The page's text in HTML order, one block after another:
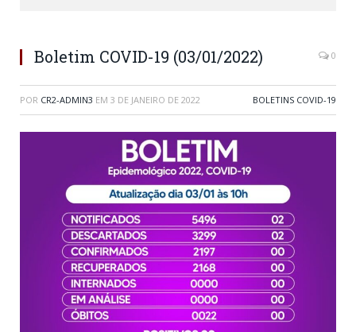
Boletim COVID-19 (03/01/2022) 0
POR CR2-ADMIN3 EM 3 DE JANEIRO DE 2022 BOLETINS COVID-19